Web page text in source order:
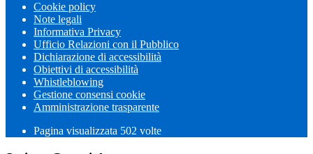
Cookie policy
Note legali
Informativa Privacy
Ufficio Relazioni con il Pubblico
Dichiarazione di accessibilità
Obiettivi di accessibilità
Whistleblowing
Gestione consensi cookie
Amministrazione trasparente
Pagina visualizzata 502 volte